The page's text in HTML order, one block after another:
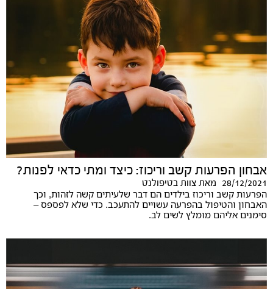
אבחון הפרעות קשב וריכוז: כיצד ומתי כדאי לפנות?
28/12/2021 מאת צוות בטיפולנט
הפרעות קשב וריכוז בילדים הם דבר שלעיתים קשה לזהות, וכך
האבחון והטיפול בהפרעה עשויים להתעכב. כדי שלא לפספס –
סימנים אליהם מומלץ לשים לב.